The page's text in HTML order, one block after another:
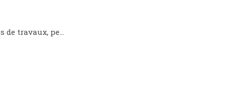
travaux, pe…